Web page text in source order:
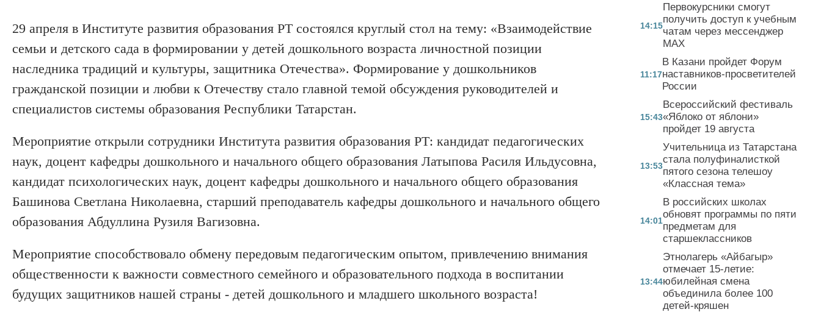
29 апреля в Институте развития образования РТ состоялся круглый стол на тему: «Взаимодействие
семьи и детского сада в формировании у детей дошкольного возраста личностной позиции
наследника традиций и культуры, защитника Отечества». Формирование у дошкольников
гражданской позиции и любви к Отечеству стало главной темой обсуждения руководителей и
специалистов системы образования Республики Татарстан.
Мероприятие открыли сотрудники Института развития образования РТ: кандидат педагогических
наук, доцент кафедры дошкольного и начального общего образования Латыпова Расиля Ильдусовна,
кандидат психологических наук, доцент кафедры дошкольного и начального общего образования
Башинова Светлана Николаевна, старший преподаватель кафедры дошкольного и начального общего
образования Абдуллина Рузиля Вагизовна.
Мероприятие способствовало обмену передовым педагогическим опытом, привлечению внимания
общественности к важности совместного семейного и образовательного подхода в воспитании
будущих защитников нашей страны - детей дошкольного и младшего школьного возраста!
14:15
Первокурсники смогут
получить доступ к учебным
чатам через мессенджер
MAX
11:17
В Казани пройдет Форум
наставников-просветителей
России
15:43
Всероссийский фестиваль
«Яблоко от яблони»
пройдет 19 августа
13:53
Учительница из Татарстана
стала полуфиналисткой
пятого сезона телешоу
«Классная тема»
14:01
В российских школах
обновят программы по пяти
предметам для
старшеклассников
13:44
Этнолагерь «Айбагыр»
отмечает 15-летие:
юбилейная смена
объединила более 100
детей-кряшен